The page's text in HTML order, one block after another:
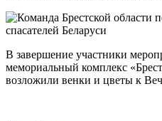
В завершение участники
мемориальный комплекс
возложили венки и цветы к